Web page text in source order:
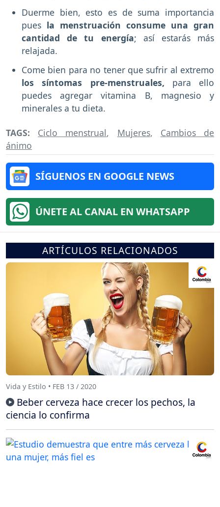
Duerme bien, esto es de suma importancia
pues la menstruación consume una gran
cantidad de tu energía; así estarás más
relajada.
Come bien para no tener que sufrir al extremo
los síntomas pre-menstruales, para ello
puedes agregar vitamina B, magnesio y
minerales a tu dieta.
TAGS: Ciclo menstrual, Mujeres, Cambios de
ánimo
SÍGUENOS EN GOOGLE NEWS
ÚNETE AL CANAL EN WHATSAPP
ARTÍCULOS RELACIONADOS
Vida y Estilo • FEB 13 / 2020
Beber cerveza hace crecer los pechos, la
ciencia lo confirma